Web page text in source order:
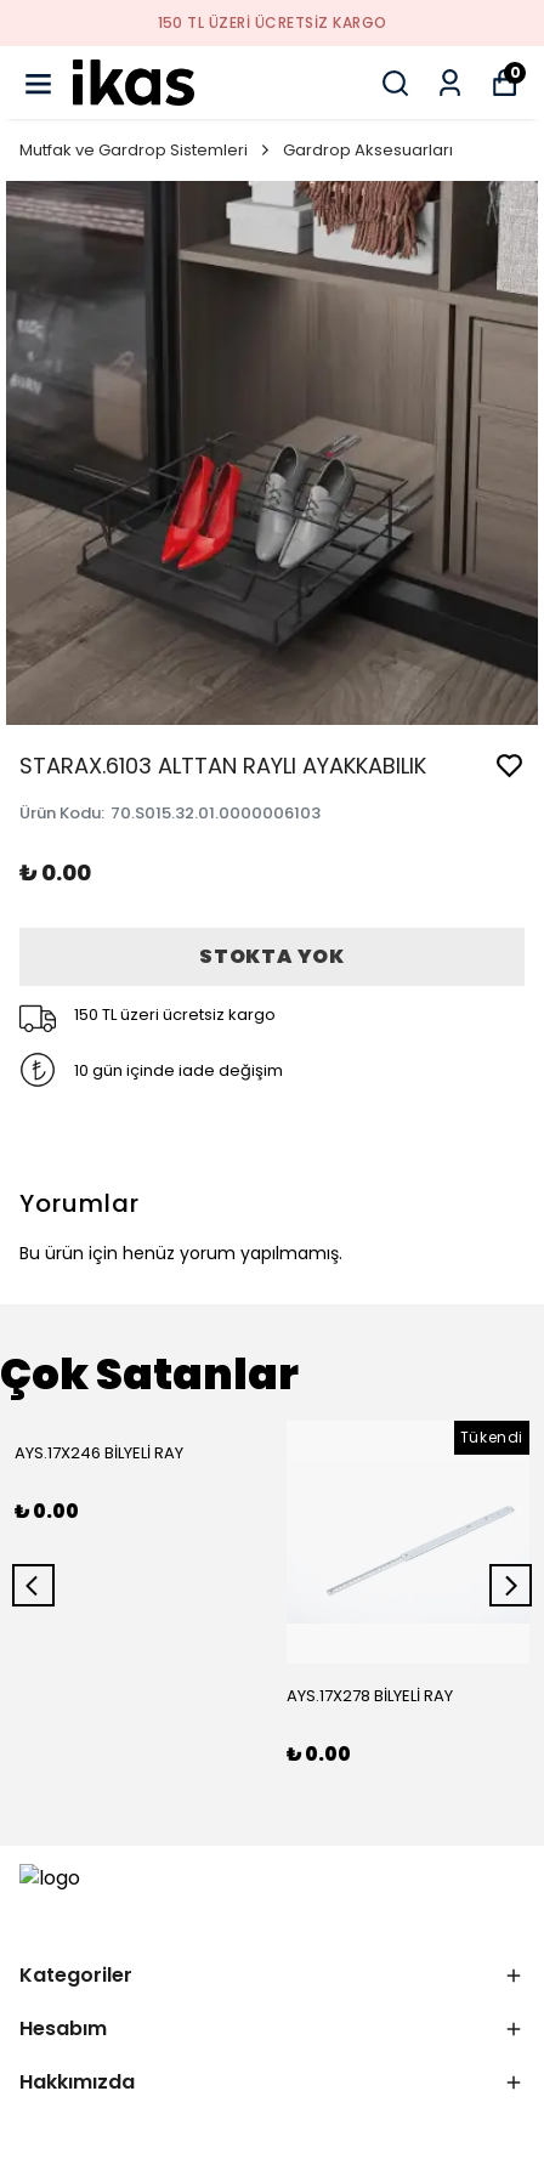
YENI SEZON ÜRÜNLER
0
Mutfak ve Gardrop Sistemleri Gardrop Aksesuarları
STARAX.6103 ALTTAN RAYLI AYAKKABILIK
Ürün Kodu: 70.S015.32.01.0000006103
₺ 0.00
STOKTA YOK
150 TL üzeri ücretsiz kargo
10 gün içinde iade değişim
Yorumlar
Bu ürün için henüz yorum yapılmamış.
Çok Satanlar
AYS.17X246 BİLYELİ RAY
₺ 0.00
Tükendi
AYS.17X278 BİLYELİ RAY
₺ 0.00
Kategoriler
Hesabım
Hakkımızda